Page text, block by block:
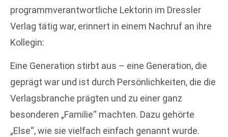
programmverantwortliche Lektorin im Dressler
Verlag tätig war, erinnert in einem Nachruf an ihre
Kollegin:
Eine Generation stirbt aus – eine Generation, die
geprägt war und ist durch Persönlichkeiten, die die
Verlagsbranche prägten und zu einer ganz
besonderen „Familie“ machten. Dazu gehörte
„Else“, wie sie vielfach einfach genannt wurde.